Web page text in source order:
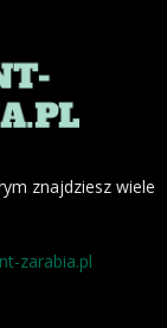
znajdziesz wiele
zarabia.pl